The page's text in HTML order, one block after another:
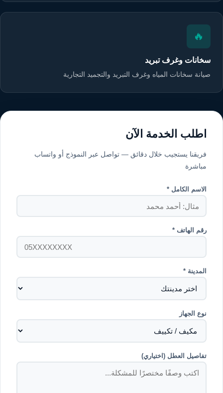
🔥
سخانات وغرف تبريد
صيانة سخانات المياه وغرف التبريد والتجميد التجارية
اطلب الخدمة الآن
فريقنا يستجيب خلال دقائق — تواصل عبر النموذج أو واتساب
مباشرة
الاسم الكامل *
رقم الهاتف *
المدينة *
نوع الجهاز
تفاصيل العطل (اختياري)